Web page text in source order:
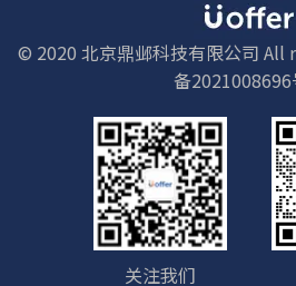
© 2020 北京鼎邺科技有限公司 All
备
关注我们